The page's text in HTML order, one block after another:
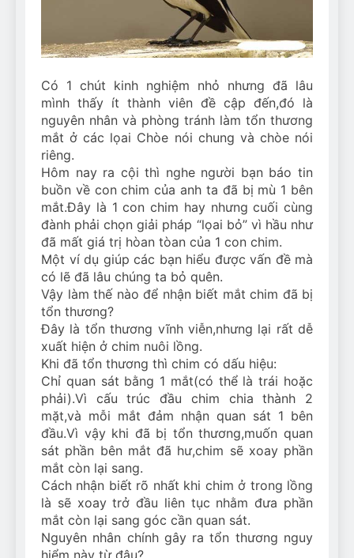
Can Bulldogs Play Fetch?
And How to Train Them!
7 Năm Ago
How Often Do I Need to
Groom My Bulldog
7 Năm Ago
Có 1 chút kinh nghiệm nhỏ nhưng đã lâu
mình thấy ít thành viên đề cập đến,đó là
nguyên nhân và phòng tránh làm tổn thương
mắt ở các lọai Chòe nói chung và chòe nói
riêng.
Hôm nay ra cội thì nghe người bạn báo tin
buồn về con chim của anh ta đã bị mù 1 bên
mắt.Đây là 1 con chim hay nhưng cuối cùng
đành phải chọn giải pháp “lọai bỏ” vì hầu như
đã mất giá trị hòan tòan của 1 con chim.
Một ví dụ giúp các bạn hiểu được vấn đề mà
có lẽ đã lâu chúng ta bỏ quên.
Vậy làm thế nào để nhận biết mắt chim đã bị
tổn thương?
Đây là tổn thương vĩnh viễn,nhưng lại rất dễ
xuất hiện ở chim nuôi lồng.
Khi đã tổn thương thì chim có dấu hiệu:
Chỉ quan sát bằng 1 mắt(có thể là trái hoặc
phải).Vì cấu trúc đầu chim chia thành 2
mặt,và mỗi mắt đảm nhận quan sát 1 bên
đầu.Vì vậy khi đã bị tổn thương,muốn quan
sát phần bên mắt đã hư,chim sẽ xoay phần
mắt còn lại sang.
Cách nhận biết rõ nhất khi chim ở trong lồng
là sẽ xoay trở đầu liên tục nhằm đưa phần
mắt còn lại sang góc cần quan sát.
Nguyên nhân chính gây ra tổn thương nguy